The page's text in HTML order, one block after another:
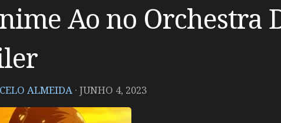
Ao no Orchestra
ALMEIDA · JUNHO 4, 2023